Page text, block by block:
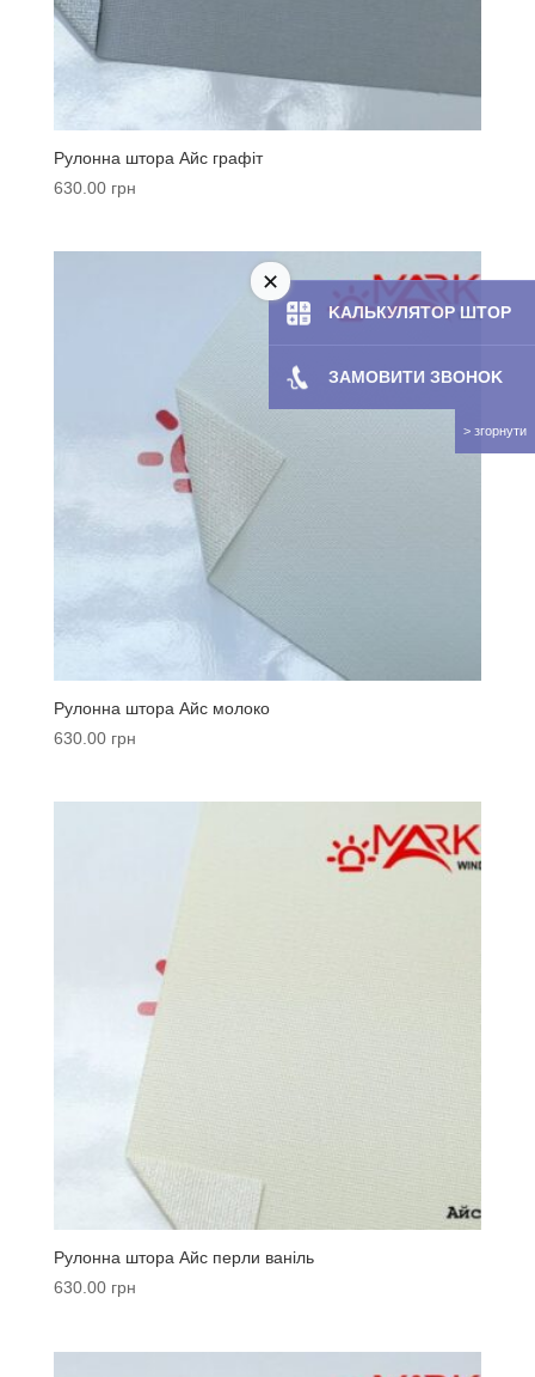
Рулонна штора Айс графіт
630.00грн
Рулонна штора Айс молоко
630.00грн
Рулонна штора Айс перли ваніль
630.00грн
KAЛЬКУЛЯТOP ШТОР
ЗАМОВИТИ ЗBOHOK